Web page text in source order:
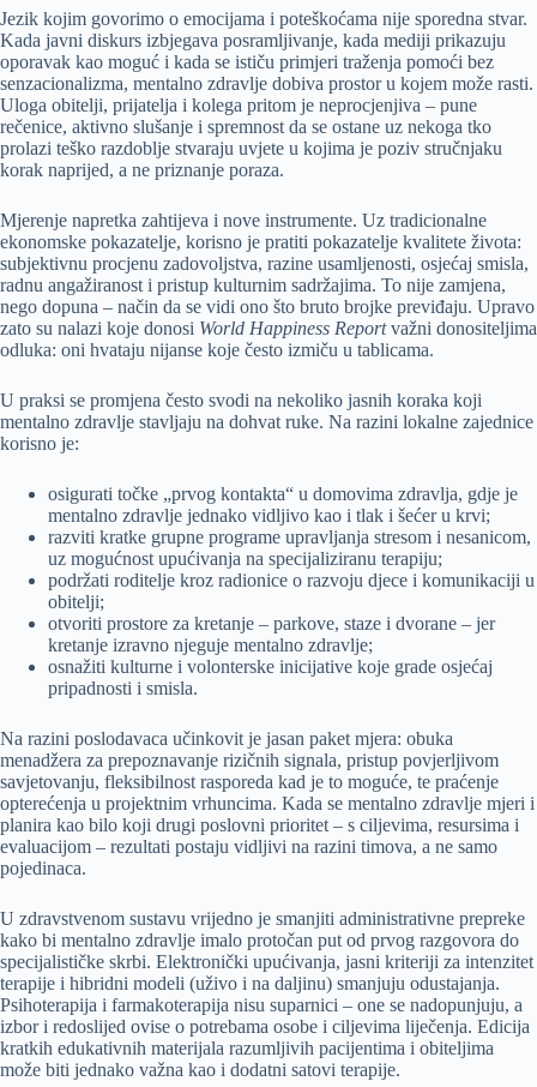
Jezik kojim govorimo o emocijama i poteškoćama nije sporedna stvar.
Kada javni diskurs izbjegava posramljivanje, kada mediji prikazuju
oporavak kao moguć i kada se ističu primjeri traženja pomoći bez
senzacionalizma, mentalno zdravlje dobiva prostor u kojem može rasti.
Uloga obitelji, prijatelja i kolega pritom je neprocjenjiva – pune
rečenice, aktivno slušanje i spremnost da se ostane uz nekoga tko
prolazi teško razdoblje stvaraju uvjete u kojima je poziv stručnjaku
korak naprijed, a ne priznanje poraza.
Mjerenje napretka zahtijeva i nove instrumente. Uz tradicionalne
ekonomske pokazatelje, korisno je pratiti pokazatelje kvalitete života:
subjektivnu procjenu zadovoljstva, razine usamljenosti, osjećaj smisla,
radnu angažiranost i pristup kulturnim sadržajima. To nije zamjena,
nego dopuna – način da se vidi ono što bruto brojke previđaju. Upravo
zato su nalazi koje donosi World Happiness Reportvažni donositeljima
odluka: oni hvataju nijanse koje često izmiču u tablicama.
U praksi se promjena često svodi na nekoliko jasnih koraka koji
mentalno zdravlje stavljaju na dohvat ruke. Na razini lokalne zajednice
korisno je:
osigurati točke „prvog kontakta“ u domovima zdravlja, gdje je
mentalno zdravlje jednako vidljivo kao i tlak i šećer u krvi;
razviti kratke grupne programe upravljanja stresom i nesanicom,
uz mogućnost upućivanja na specijaliziranu terapiju;
podržati roditelje kroz radionice o razvoju djece i komunikaciji u
obitelji;
otvoriti prostore za kretanje – parkove, staze i dvorane – jer
kretanje izravno njeguje mentalno zdravlje;
osnažiti kulturne i volonterske inicijative koje grade osjećaj
pripadnosti i smisla.
Na razini poslodavaca učinkovit je jasan paket mjera: obuka
menadžera za prepoznavanje rizičnih signala, pristup povjerljivom
savjetovanju, fleksibilnost rasporeda kad je to moguće, te praćenje
opterećenja u projektnim vrhuncima. Kada se mentalno zdravlje mjeri i
planira kao bilo koji drugi poslovni prioritet – s ciljevima, resursima i
evaluacijom – rezultati postaju vidljivi na razini timova, a ne samo
pojedinaca.
U zdravstvenom sustavu vrijedno je smanjiti administrativne prepreke
kako bi mentalno zdravlje imalo protočan put od prvog razgovora do
specijalističke skrbi. Elektronički upućivanja, jasni kriteriji za intenzitet
terapije i hibridni modeli (uživo i na daljinu) smanjuju odustajanja.
Psihoterapija i farmakoterapija nisu suparnici – one se nadopunjuju, a
izbor i redoslijed ovise o potrebama osobe i ciljevima liječenja. Edicija
kratkih edukativnih materijala razumljivih pacijentima i obiteljima
može biti jednako važna kao i dodatni satovi terapije.